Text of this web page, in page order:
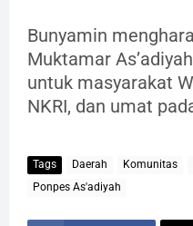
Bunyamin
Muktamar
untuk masyarakat
NKRI, dan umat
Tags Daerah Komunitas
Ponpes As'adiyah